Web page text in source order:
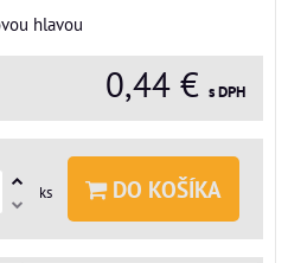
hlavou
0,44 € s DPH
ks DO KOŠÍKA